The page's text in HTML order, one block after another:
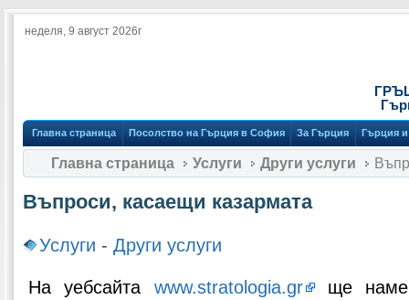
неделя, 9 август 2026г
Главна страница Посолство на Гърция в София За Гърция Гърция
Главна страница Услуги Други услуги
Въпроси, касаещи казармата
Услуги - Други услуги
На уебсайта www.stratologia.gr ще